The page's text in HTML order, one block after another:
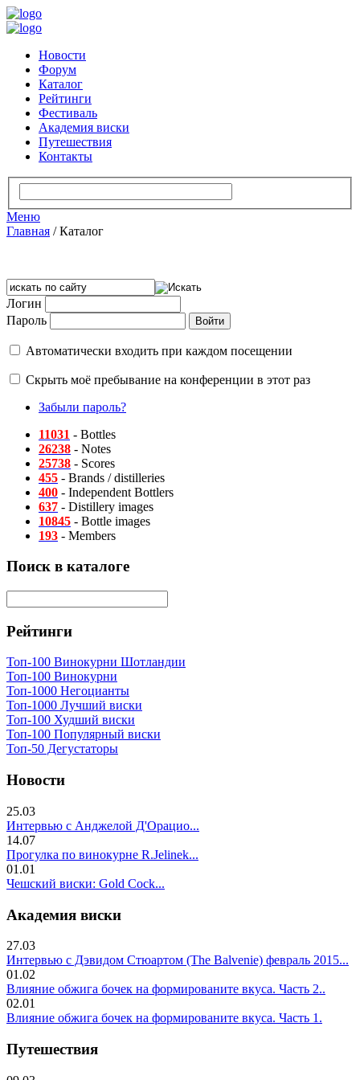
Новости
Форум
Каталог
Рейтинги
Фестиваль
Академия виски
Путешествия
Контакты
Меню
Главная /Каталог
Логин
Пароль
Автоматически входить при каждом посещении
Скрыть моё пребывание на конференции в этот раз
Забыли пароль?
11031 - Bottles
26238 - Notes
25738 - Scores
455 - Brands / distilleries
400 - Independent Bottlers
637 - Distillery images
10845 - Bottle images
193 - Members
Поиск в каталоге
Рейтинги
Топ-100 Винокурни Шотландии
Топ-100 Винокурни
Топ-1000 Негоцианты
Топ-1000 Лучший виски
Топ-100 Худший виски
Топ-100 Популярный виски
Топ-50 Дегустаторы
Новости
25.03
Интервью с Анджелой Д'Орацио...
14.07
Прогулка по винокурне R.Jelinek...
01.01
Чешский виски: Gold Cock...
Академия виски
27.03
Интервью с Дэвидом Стюартом (The Balvenie) февраль 2015...
01.02
Влияние обжига бочек на формированите вкуса. Часть 2..
02.01
Влияние обжига бочек на формированите вкуса. Часть 1.
Путешествия